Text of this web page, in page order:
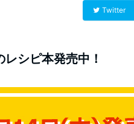
Twitter
シピ本発売中！